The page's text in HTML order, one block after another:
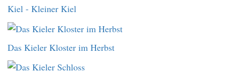
Kiel - Kleiner Kiel
Das Kieler Kloster im Herbst